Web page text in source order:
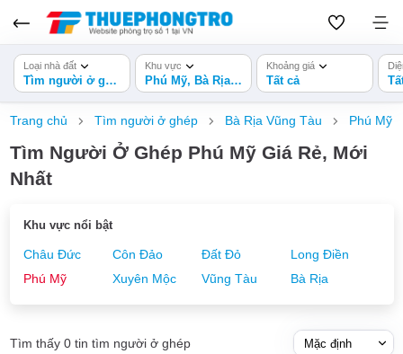
Loại nhà đất
Tìm người ở ghép
Khu vực
Phú Mỹ, Bà Rịa Vũng Tàu
Khoảng giá
Tất cả
Trang chủ Tìm người ở ghép Bà Rịa Vũng Tàu Phú Mỹ
Tìm Người Ở Ghép Phú Mỹ Giá Rẻ, Mới
Nhất
Khu vực nổi bật
Châu Đức Côn Đảo Đất Đỏ
Long Điền
Phú Mỹ
Xuyên Mộc Vũng Tàu Bà Rịa
Tìm thấy 0 tin tìm người ở ghép